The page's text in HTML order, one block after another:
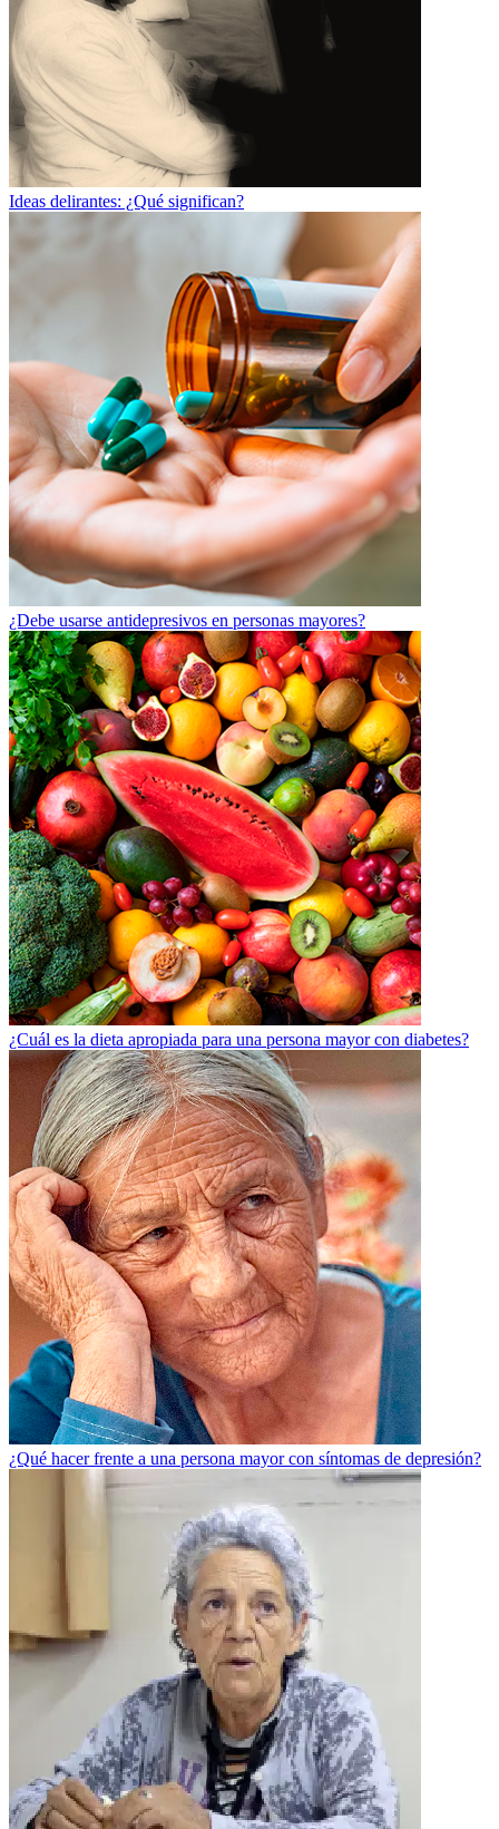
Ideas delirantes: ¿Qué significan?
¿Debe usarse antidepresivos en personas mayores?
¿Cuál es la dieta apropiada para una persona mayor con diabetes?
¿Qué hacer frente a una persona mayor con síntomas de depresión?